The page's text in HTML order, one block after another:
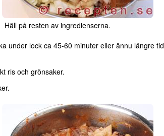
Häll på resten av ingredienserna.
under lock ca 45-60 minuter eller ännu längre tid
ris och grönsaker.